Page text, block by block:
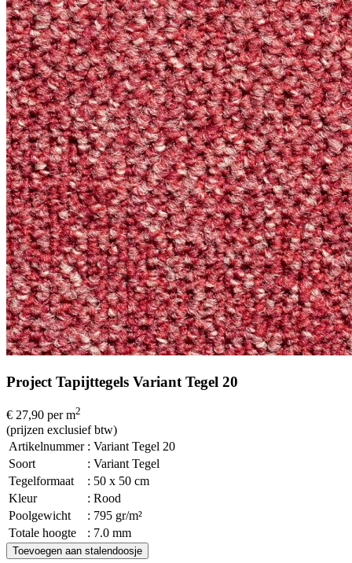
Project Tapijttegels Variant Tegel 20
€ 27,90 per m2
(prijzen exclusief btw)
Artikelnummer : Variant Tegel 20
Soort
: Variant Tegel
Tegelformaat
: 50 x 50 cm
Kleur
: Rood
Poolgewicht
: 795 gr/m²
Totale hoogte
: 7.0 mm
Toevoegen aan stalendoosje